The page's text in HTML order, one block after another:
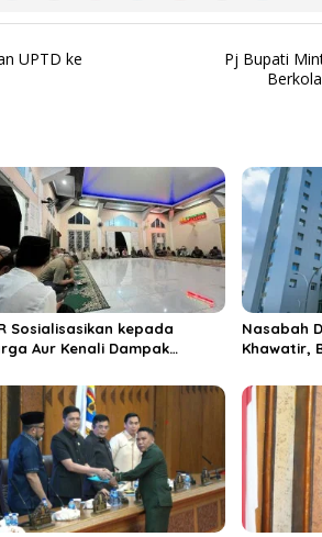
UPTD ke
Pj Bupati
Sosialisasikan kepada
Aur Kenali Dampak
Nasabah
Khawatir,